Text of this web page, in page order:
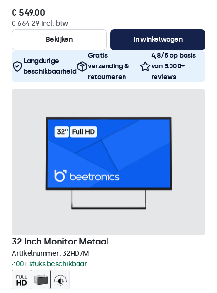
€ 549,00
€ 664,29 incl. btw
Bekijken
In winkelwagen
Langdurige
beschikbaarheid
Gratis
verzending &
retourneren
4,8/5 op basis
van 5.000+
reviews
32 Inch Monitor Metaal
Artikelnummer: 32HD7M
100+ stuks beschikbaar